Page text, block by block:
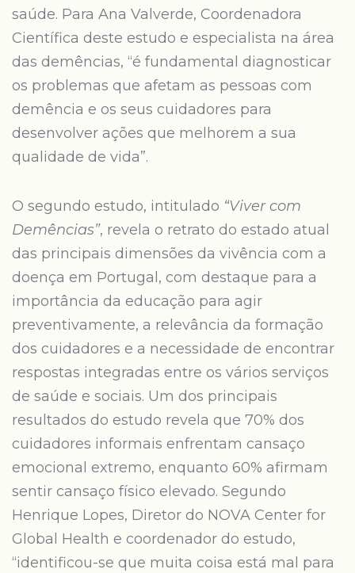
saúde. Para Ana Valverde, Coordenadora
Científica deste estudo e especialista na área
das demências, “é fundamental diagnosticar
os problemas que afetam as pessoas com
demência e os seus cuidadores para
desenvolver ações que melhorem a sua
qualidade de vida”.
O segundo estudo, intitulado “Viver com
Demências”, revela o retrato do estado atual
das principais dimensões da vivência com a
doença em Portugal, com destaque para a
importância da educação para agir
preventivamente, a relevância da formação
dos cuidadores e a necessidade de encontrar
respostas integradas entre os vários serviços
de saúde e sociais. Um dos principais
resultados do estudo revela que 70% dos
cuidadores informais enfrentam cansaço
emocional extremo, enquanto 60% afirmam
sentir cansaço físico elevado. Segundo
Henrique Lopes, Diretor do NOVA Center for
Global Health e coordenador do estudo,
“identificou-se que muita coisa está mal para